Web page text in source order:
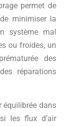
permet de
minimiser la
système mal
ou froides, un
des
réparations
équilibrée dans
les flux d’air